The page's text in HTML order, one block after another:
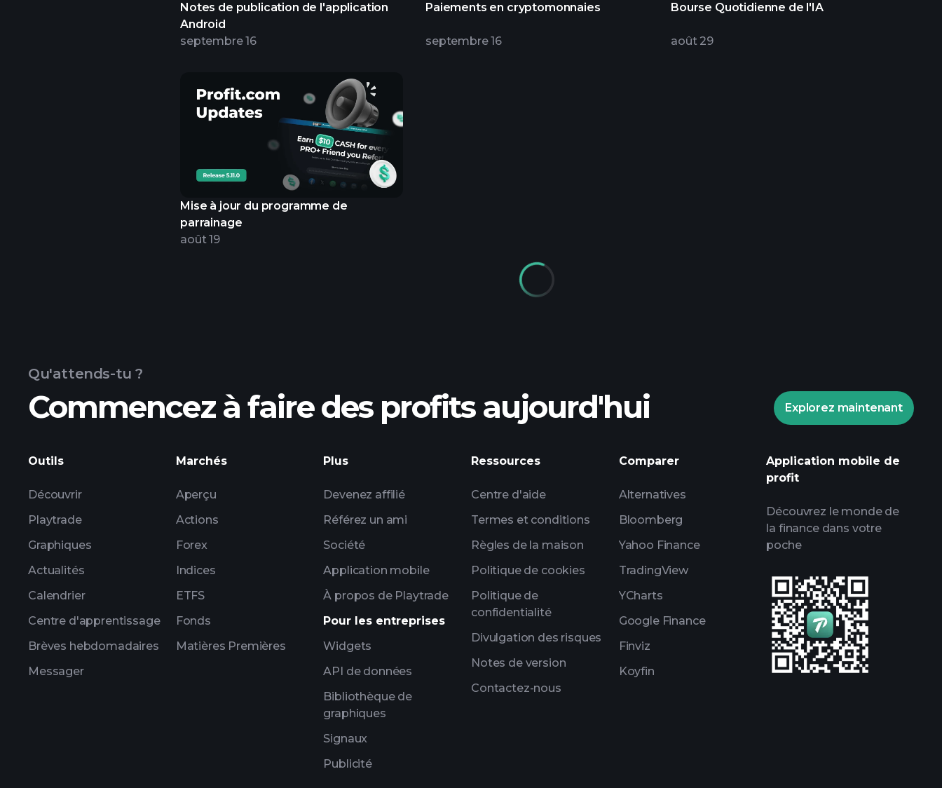
Notes de publication de l'application
Android
septembre 16
Paiements en cryptomonnaies
septembre 16
Bourse Quotidienne de l'IA
août 29
Mise à jour du programme de
parrainage
août 19
Qu'attends-tu ?
Commencez à faire des profits aujourd'hui Explorez maintenant
Outils
Découvrir
Playtrade
Graphiques
Actualités
Calendrier
Centre d'apprentissage
Brèves hebdomadaires
Messager
Marchés
Aperçu
Actions
Forex
Indices
ETFS
Fonds
Matières Premières
Plus
Devenez affilié
Référez un ami
Société
Application mobile
À propos de Playtrade
Pour les entreprises
Widgets
API de données
Bibliothèque de
graphiques
Signaux
Publicité
Ressources
Centre d'aide
Termes et conditions
Règles de la maison
Politique de cookies
Politique de
confidentialité
Divulgation des risques
Notes de version
Contactez-nous
Comparer
Alternatives
Bloomberg
Yahoo Finance
TradingView
YCharts
Google Finance
Finviz
Koyfin
Application mobile de
profit
Découvrez le monde de
la finance dans votre
poche